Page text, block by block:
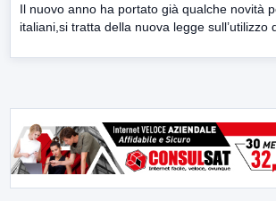
Il nuovo anno ha portato già qualche novità
italiani,si tratta della nuova legge sull’utilizzo